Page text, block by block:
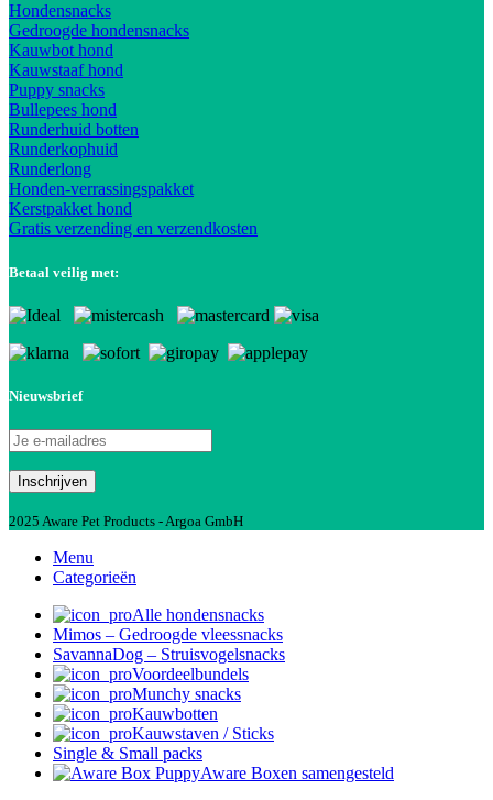
Hondensnacks
Gedroogde hondensnacks
Kauwbot hond
Kauwstaaf hond
Puppy snacks
Bullepees hond
Runderhuid botten
Runderkophuid
Runderlong
Honden-verrassingspakket
Kerstpakket hond
Gratis verzending en verzendkosten
Betaal veilig met:
Nieuwsbrief
2025 Aware Pet Products - Argoa GmbH
Menu
Categorieën
Alle hondensnacks
Mimos – Gedroogde vleessnacks
SavannaDog – Struisvogelsnacks
Voordeelbundels
Munchy snacks
Kauwbotten
Kauwstaven / Sticks
Single & Small packs
Aware Boxen samengesteld